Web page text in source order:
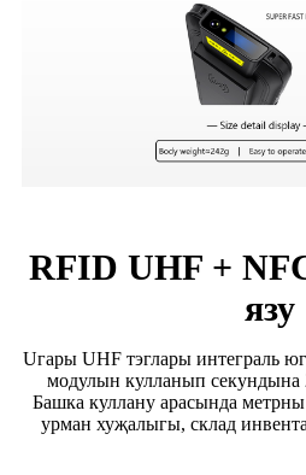
RFID UHF +
язу
Uгары UHF тэглары интеграль
модулын кулланып секундына
Башка куллану арасында
урман хуҗалыгы, склад